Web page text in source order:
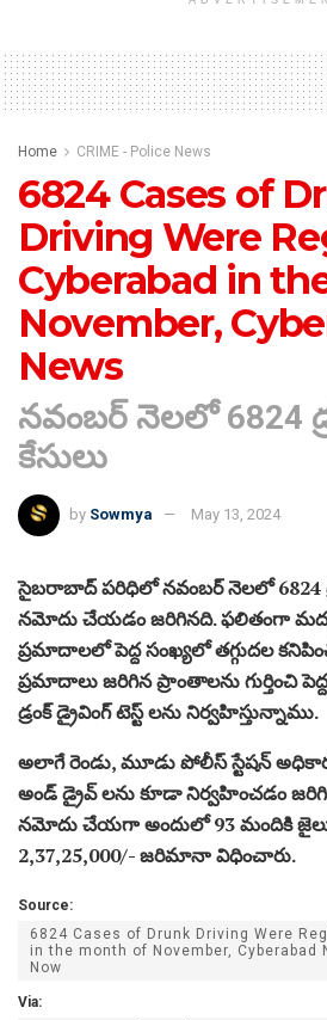
Home CRIME - Police News
6824 Cases of
Driving Were
Cyberabad in
November,
News
నవంబర్ నెలలో 6824
కేసులు
by Sowmya May 13, 2024
సైబరాబాద్ పరిధిలో నవంబర్ నెలలో 6824
నమోదు చేయడం జరిగినది. ఫలితంగా
ప్రమాదాలలో పెద్ద సంఖ్యలో తగ్గుదల
ప్రమాదాలు జరిగిన ప్రాంతాలను గుర్తించి
డ్రంక్ డ్రైవింగ్ టెస్ట్ లను నిర్వహిస్తున్నాము.
అలాగే రెండు, మూడు పోలీస్ స్టేషన్
అండ్ డ్రైవ్ లను కూడా నిర్వహించడం
నమోదు చేయగా అందులో 93 మందికి జైలు
2,37,25,000/- జరిమానా విధించారు.
Source:
6824 Cases of Drunk Driving Were
in the month of November, Cyberabad
Now
Via: